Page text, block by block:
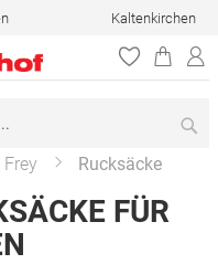
Kaltenkirchen
Frey Rucksäcke
FÜR